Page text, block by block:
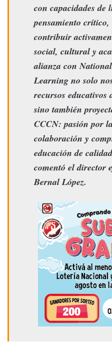
con capacidades de
pensamiento crítico,
contribuir
social, cultural y
alianza con
Learning no solo
recursos educativos
sino también
CCCN: pasión por
colaboración y
educación de
comentó el director
Bernal López.